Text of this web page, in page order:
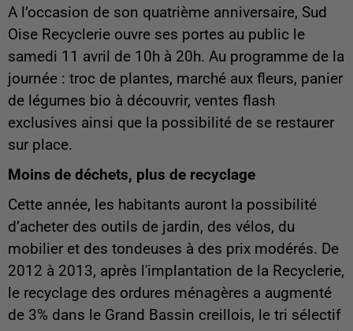
A l’occasion de son quatrième anniversaire, Sud
Oise Recyclerie ouvre ses portes au public le
samedi 11 avril de 10h à 20h. Au programme de la
journée : troc de plantes, marché aux fleurs, panier
de légumes bio à découvrir, ventes flash
exclusives ainsi que la possibilité de se restaurer
sur place.
Moins de déchets, plus de recyclage
Cette année, les habitants auront la possibilité
d’acheter des outils de jardin, des vélos, du
mobilier et des tondeuses à des prix modérés. De
2012 à 2013, après l'implantation de la Recyclerie,
le recyclage des ordures ménagères a augmenté
de 3% dans le Grand Bassin creillois, le tri sélectif